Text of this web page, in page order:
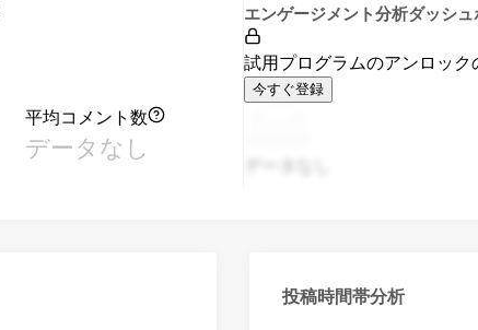
平均コメント数
データなし
エンゲージメント分析ダッシュ
試用プログラムのアンロック
今すぐ登録
投稿時間帯分析